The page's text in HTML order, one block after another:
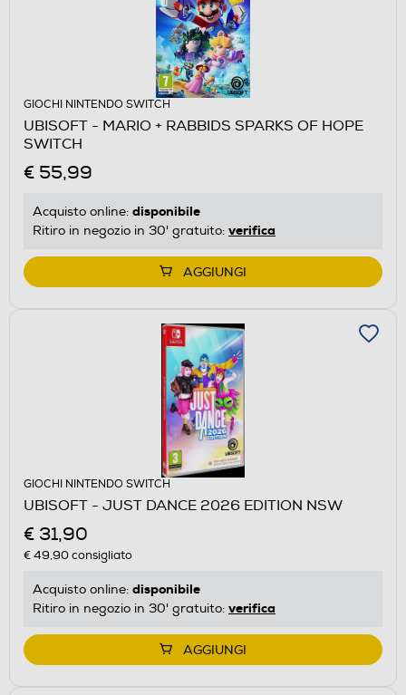
GIOCHI NINTENDO SWITCH
UBISOFT - MARIO + RABBIDS SPARKS OF HOPE
SWITCH
€ 55,99
Acquisto online: disponibile
Ritiro in negozio in 30' gratuito: verifica
AGGIUNGI
GIOCHI NINTENDO SWITCH
UBISOFT - JUST DANCE 2026 EDITION NSW
€ 31,90
€ 49,90consigliato
Acquisto online: disponibile
Ritiro in negozio in 30' gratuito: verifica
AGGIUNGI